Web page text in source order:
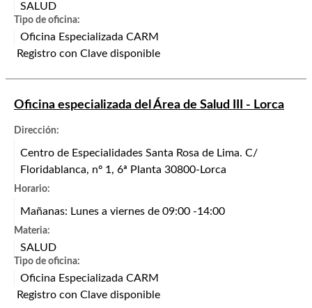
SALUD
Tipo de oficina:
Oficina Especializada CARM
Registro con Clave disponible
Oficina especializada del Área de Salud III - Lorca
Dirección:
Centro de Especialidades Santa Rosa de Lima. C/
Floridablanca, nº 1, 6ª Planta 30800-Lorca
Horario:
Mañanas: Lunes a viernes de 09:00 -14:00
Materia:
SALUD
Tipo de oficina:
Oficina Especializada CARM
Registro con Clave disponible